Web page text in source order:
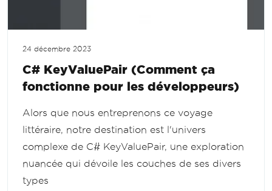
24 décembre 2023
C# KeyValuePair (Comment ça
fonctionne pour les développeurs)
Alors que nous entreprenons ce voyage
littéraire, notre destination est l'univers
complexe de C# KeyValuePair, une exploration
nuancée qui dévoile les couches de ses divers
types